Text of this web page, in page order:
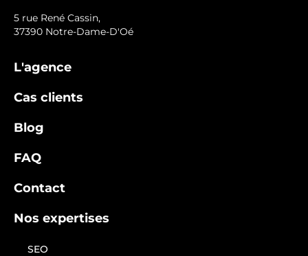
5 rue René Cassin,
37390 Notre-Dame-D'Oé
L'agence
Cas clients
Blog
FAQ
Contact
Nos expertises
SEO